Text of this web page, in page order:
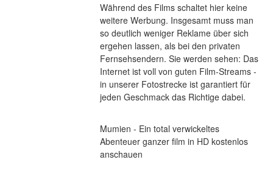
Während des Films schaltet hier keine
weitere Werbung. Insgesamt muss man
so deutlich weniger Reklame über sich
ergehen lassen, als bei den privaten
Fernsehsendern. Sie werden sehen: Das
Internet ist voll von guten Film-Streams -
in unserer Fotostrecke ist garantiert für
jeden Geschmack das Richtige dabei.
Mumien - Ein total verwickeltes
Abenteuer ganzer film in HD kostenlos
anschauen